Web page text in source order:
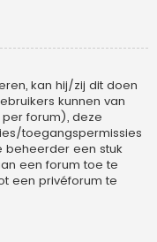
kan hij/zij dit doen
kunnen van
forum), deze
toegangspermissies
beheerder een stuk
een forum toe te
een privéforum te